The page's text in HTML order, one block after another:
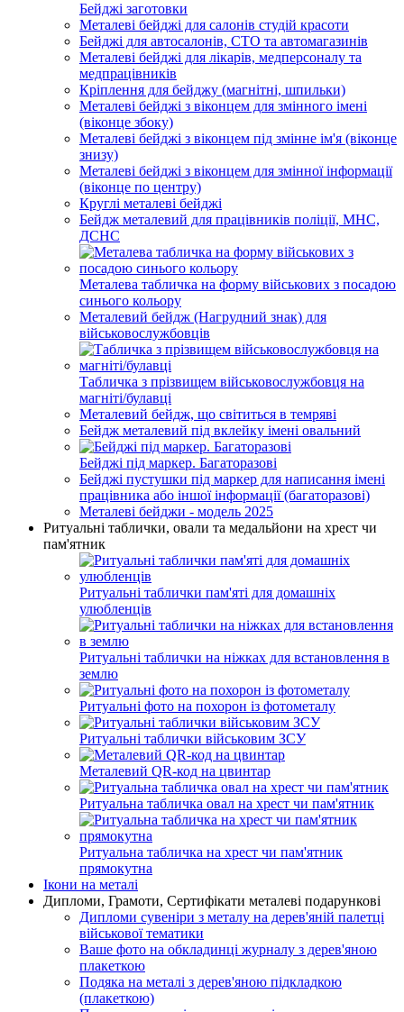
Бейджі заготовки
Металеві бейджі для салонів студій красоти
Бейджі для автосалонів, СТО та автомагазинів
Металеві бейджі для лікарів, медперсоналу та
медпрацівників
Кріплення для бейджу (магнітні, шпильки)
Металеві бейджі з віконцем для змінного імені
(віконце збоку)
Металеві бейджі з віконцем під змінне ім'я (віконце
знизу)
Металеві бейджі з віконцем для змінної інформації
(віконце по центру)
Круглі металеві бейджі
Бейдж металевий для працівників поліції, МНС,
ДСНС
Металева табличка на форму військових з посадою
синього кольору
Металевий бейдж (Нагрудний знак) для
військовослужбовців
Табличка з прізвищем військовослужбовця на
магніті/булавці
Металевий бейдж, що світиться в темряві
Бейдж металевий під вклейку імені овальний
Бейджі під маркер. Багаторазові
Бейджі пустушки під маркер для написання імені
працівника або іншої інформації (багаторазові)
Металеві бейджи - модель 2025
Ритуальні таблички, овали та медальйони на хрест чи
пам'ятник
Ритуальні таблички пам'яті для домашніх
улюбленців
Ритуальні таблички на ніжках для встановлення в
землю
Ритуальні фото на похорон із фотометалу
Ритуальні таблички військовим ЗСУ
Металевий QR-код на цвинтар
Ритуальна табличка овал на хрест чи пам'ятник
Ритуальна табличка на хрест чи пам'ятник
прямокутна
Ікони на металі
Дипломи, Грамоти, Сертифікати металеві подарункові
Дипломи сувеніри з металу на дерев'яній палетці
військової тематики
Ваше фото на обкладинці журналу з дерев'яною
плакеткою
Подяка на металі з дерев'яною підкладкою
(плакеткою)